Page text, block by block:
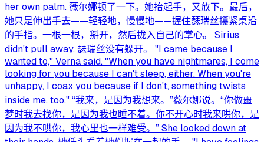
her own palm. 薇尔娜顿了一下。她抬起手，又放下。最后，
她只是伸出手去——轻轻地，慢慢地——握住瑟瑞丝攥紧桌沿
的手指。一根一根，掰开，然后拢入自己的掌心。 Sirius
didn't pull away. 瑟瑞丝没有躲开。 "I came because I
wanted to," Verna said. "When you have nightmares, I come
looking for you because I can't sleep, either. When you're
unhappy, I coax you because if I don't, something twists
inside me, too." “我来，是因为我想来。”薇尔娜说。“你做噩
梦时我去找你，是因为我也睡不着。你不开心时我来哄你，是
因为我不哄你，我心里也一样难受。” She looked down at